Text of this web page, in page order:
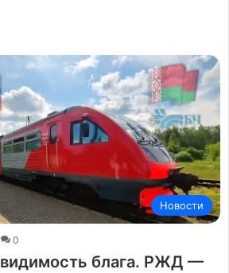
Новости
0
блага. РЖД —